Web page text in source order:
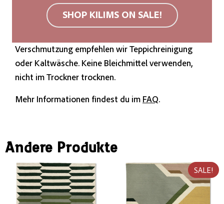
Wir empfehlen eine rutschfeste Unterlage.
Hochwertige Wollteppiche sind aufgrund ihrer
Verschmutzung empfehlen wir Teppichreinigung
oder Kaltwäsche. Keine Bleichmittel verwenden,
nicht im Trockner trocknen.
Mehr Informationen findest du im FAQ.
Andere Produkte
SALE!
SHOP KILIMS ON SALE!